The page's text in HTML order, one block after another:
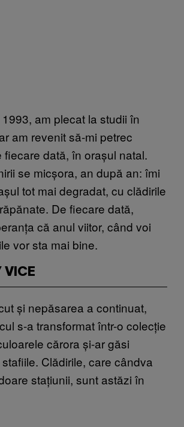
am plecat la studii în
am revenit să-mi petrec
fiecare dată, în orașul natal.
se micșora, an după an: îmi
tot mai degradat, cu clădirile
De fiecare dată,
că anul viitor, când voi
vor sta mai bine.
VICE
și nepăsarea a continuat,
s-a transformat într-o colecție
cărora și-ar găsi
Clădirile, care cândva
stațiunii, sunt astăzi în